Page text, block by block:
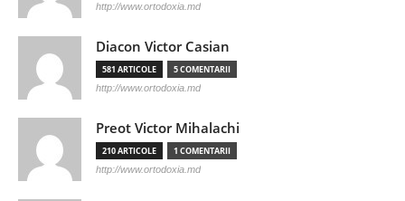
http://www.ortodoxia.md
Diacon Victor Casian
581 ARTICOLE 5 COMENTARII
http://www.ortodoxia.md
Preot Victor Mihalachi
210 ARTICOLE 1 COMENTARII
http://www.ortodoxia.md